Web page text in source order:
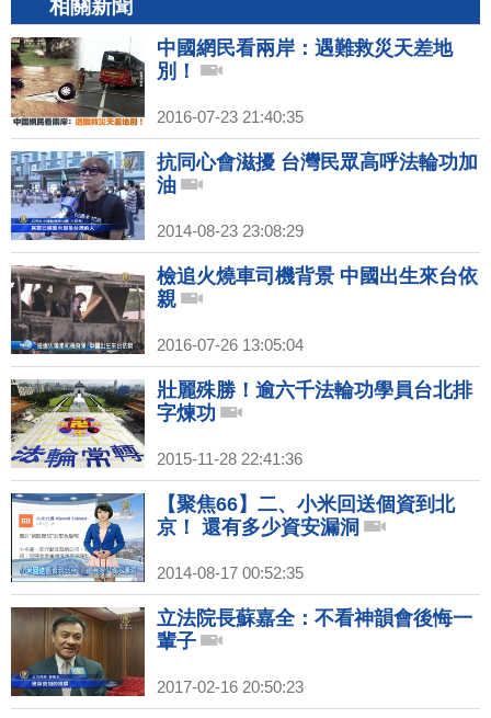
相關新聞
中國網民看兩岸：遇難救災天差地
別！
2016-07-23 21:40:35
抗同心會滋擾 台灣民眾高呼法輪功加
油
2014-08-23 23:08:29
檢追火燒車司機背景 中國出生來台依
親
2016-07-26 13:05:04
壯麗殊勝！逾六千法輪功學員台北排
字煉功
2015-11-28 22:41:36
【聚焦66】二、小米回送個資到北
京！ 還有多少資安漏洞
2014-08-17 00:52:35
立法院長蘇嘉全：不看神韻會後悔一
輩子
2017-02-16 20:50:23